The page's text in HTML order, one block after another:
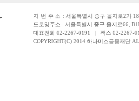
지번주소 : 서울특별시 중구 을지로2가
도로명주소 : 서울특별시 중구 을지로66,
대표전화 02-2267-0191 | 팩스 02-2267-
COPYRIGHT(C) 2014 하나미소금융재단